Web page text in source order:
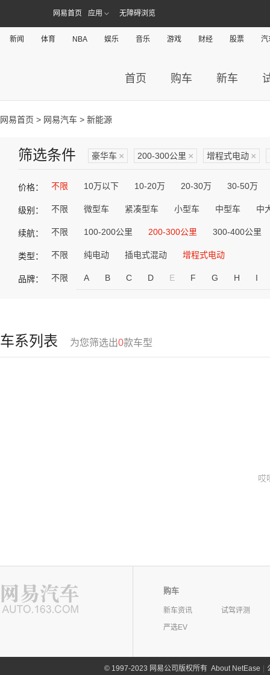
网易首页 应用 无障碍浏览
新闻 体育 NBA 娱乐 音乐 游戏 财经 股票 汽
首页 购车 新车
网易首页 > 网易汽车 > 新能源
筛选条件 豪华车 × 200-300公里 × 增程式电动 ×
价格： 不限 10万以下 10-20万 20-30万 30-50万
级别： 不限 微型车 紧凑型车 小型车 中型车 中
续航： 不限 100-200公里 200-300公里 300-400公里
类型： 不限 纯电动 插电式混动 增程式电动
品牌： 不限 A B C D E F G H I
车系列表 为您筛选出0款车型
哎
购车
新车资讯
试驾评测
严选EV
©1997-2023 网易公司版权所有 About NetEase